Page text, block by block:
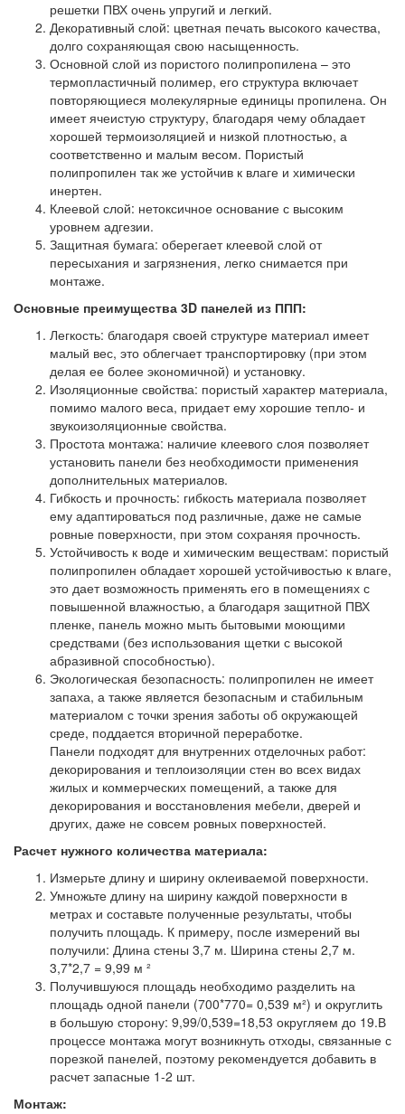
решетки ПВХ очень упругий и легкий.
Декоративный слой: цветная печать высокого качества,
долго сохраняющая свою насыщенность.
Основной слой из пористого полипропилена – это
термопластичный полимер, его структура включает
повторяющиеся молекулярные единицы пропилена. Он
имеет ячеистую структуру, благодаря чему обладает
хорошей термоизоляцией и низкой плотностью, а
соответственно и малым весом. Пористый
полипропилен так же устойчив к влаге и химически
инертен.
Клеевой слой: нетоксичное основание с высоким
уровнем адгезии.
Защитная бумага: оберегает клеевой слой от
пересыхания и загрязнения, легко снимается при
монтаже.
Основные преимущества 3D панелей из ППП:
Легкость: благодаря своей структуре материал имеет
малый вес, это облегчает транспортировку (при этом
делая ее более экономичной) и установку.
Изоляционные свойства: пористый характер материала,
помимо малого веса, придает ему хорошие тепло- и
звукоизоляционные свойства.
Простота монтажа: наличие клеевого слоя позволяет
установить панели без необходимости применения
дополнительных материалов.
Гибкость и прочность: гибкость материала позволяет
ему адаптироваться под различные, даже не самые
ровные поверхности, при этом сохраняя прочность.
Устойчивость к воде и химическим веществам: пористый
полипропилен обладает хорошей устойчивостью к влаге,
это дает возможность применять его в помещениях с
повышенной влажностью, а благодаря защитной ПВХ
пленке, панель можно мыть бытовыми моющими
средствами (без использования щетки с высокой
абразивной способностью).
Экологическая безопасность: полипропилен не имеет
запаха, а также является безопасным и стабильным
материалом с точки зрения заботы об окружающей
среде, поддается вторичной переработке.
Панели подходят для внутренних отделочных работ:
декорирования и теплоизоляции стен во всех видах
жилых и коммерческих помещений, а также для
декорирования и восстановления мебели, дверей и
других, даже не совсем ровных поверхностей.
Расчет нужного количества материала:
Измерьте длину и ширину оклеиваемой поверхности.
Умножьте длину на ширину каждой поверхности в
метрах и составьте полученные результаты, чтобы
получить площадь. К примеру, после измерений вы
получили: Длина стены 3,7 м. Ширина стены 2,7 м.
3,7*2,7 = 9,99 м ²
Получившуюся площадь необходимо разделить на
площадь одной панели (700*770= 0,539 м²) и округлить
в большую сторону: 9,99/0,539=18,53 округляем до 19.В
процессе монтажа могут возникнуть отходы, связанные с
порезкой панелей, поэтому рекомендуется добавить в
расчет запасные 1-2 шт.
Монтаж: